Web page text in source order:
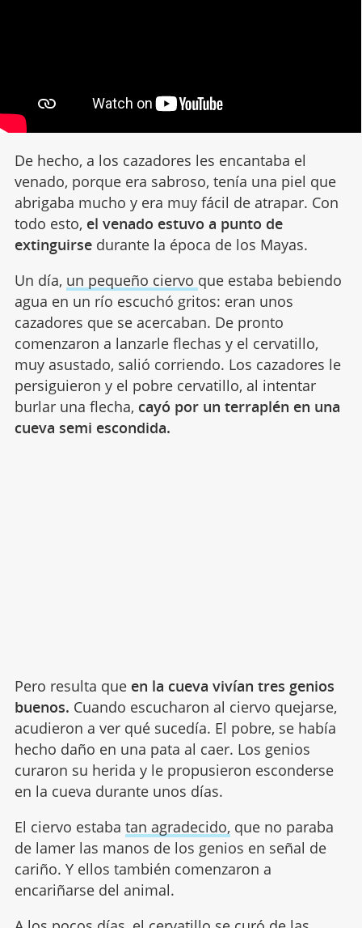
De hecho, a los cazadores les encantaba el
venado, porque era sabroso, tenía una piel que
abrigaba mucho y era muy fácil de atrapar. Con
todo esto, el venado estuvo a punto de
extinguirsedurante la época de los Mayas.
Un día, un pequeño ciervo que estaba bebiendo
agua en un río escuchó gritos: eran unos
cazadores que se acercaban. De pronto
comenzaron a lanzarle flechas y el cervatillo,
muy asustado, salió corriendo. Los cazadores le
persiguieron y el pobre cervatillo, al intentar
burlar una flecha, cayó por un terraplén en una
cueva semi escondida.
Pero resulta que en la cueva vivían tres genios
buenos. Cuando escucharon al ciervo quejarse,
acudieron a ver qué sucedía. El pobre, se había
hecho daño en una pata al caer. Los genios
curaron su herida y le propusieron esconderse
en la cueva durante unos días.
El ciervo estaba tan agradecido, que no paraba
de lamer las manos de los genios en señal de
cariño. Y ellos también comenzaron a
encariñarse del animal.